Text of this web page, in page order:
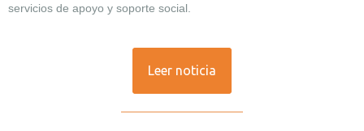
servicios de apoyo y soporte social.
Leer noticia